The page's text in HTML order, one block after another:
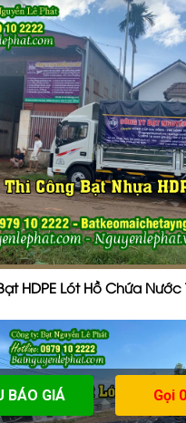
HDPE Lót Hồ Chứa Nước
BÁO GIÁ Gọi